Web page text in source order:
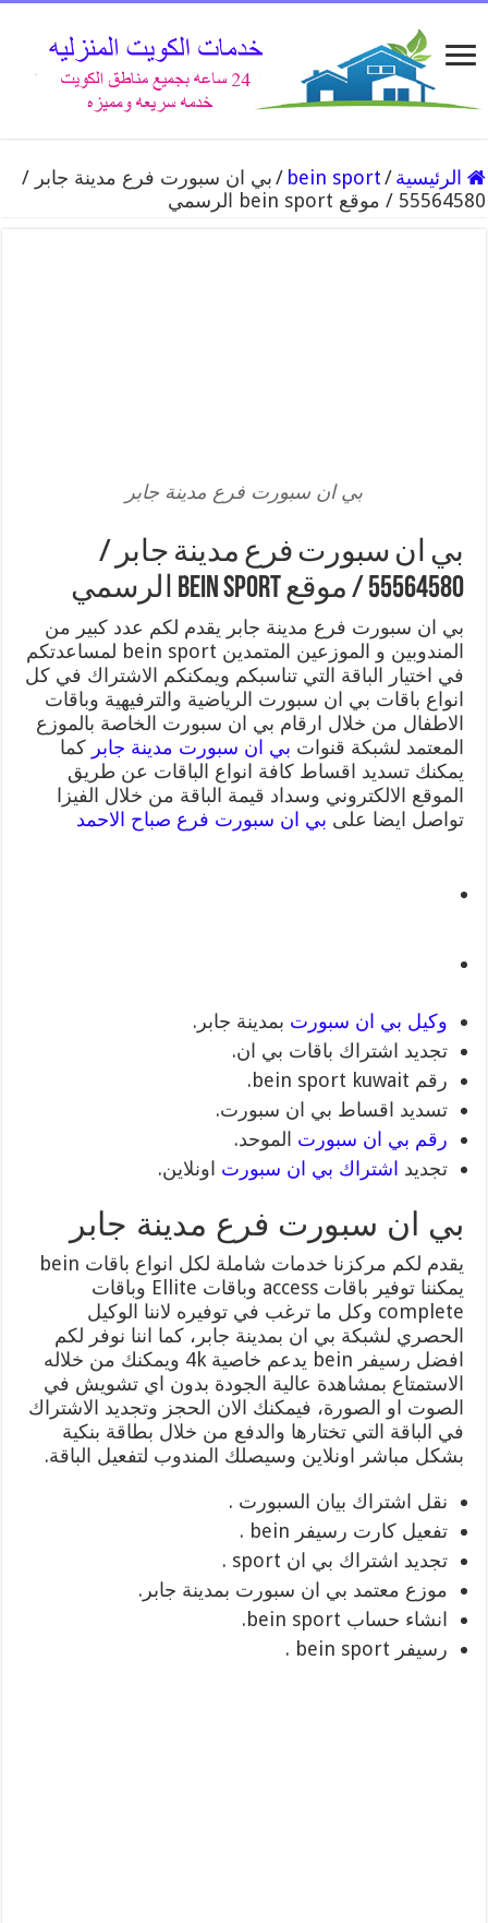
الرئيسية /
bein sport
/بي ان سبورت فرع مدينة جابر /
55564580 / موقع bein sport الرسمي
بي ان سبورت فرع مدينة جابر
بي ان سبورت فرع مدينة جابر /
55564580 / موقع bein sport الرسمي
بي ان سبورت فرع مدينة جابر يقدم لكم عدد كبير من
المندوبين و الموزعين المتمدين bein sport لمساعدتكم
في اختيار الباقة التي تناسبكم ويمكنكم الاشتراك في كل
انواع باقات بي ان سبورت الرياضية والترفيهية وباقات
الاطفال من خلال ارقام بي ان سبورت الخاصة بالموزع
المعتمد لشبكة قنوات بي ان سبورت مدينة جابر كما
يمكنك تسديد اقساط كافة انواع الباقات عن طريق
الموقع الالكتروني وسداد قيمة الباقة من خلال الفيزا
تواصل ايضا على بي ان سبورت فرع صباح الاحمد
وكيل بي ان سبورت بمدينة جابر.
تجديد اشتراك باقات بي ان.
رقم bein sport kuwait.
تسديد اقساط بي ان سبورت.
رقم بي ان سبورت الموحد.
تجديد اشتراك بي ان سبورت اونلاين.
بي ان سبورت فرع مدينة جابر
يقدم لكم مركزنا خدمات شاملة لكل انواع باقات bein
يمكننا توفير باقات access وباقات Ellite وباقات
complete وكل ما ترغب في توفيره لاننا الوكيل
الحصري لشبكة بي ان بمدينة جابر، كما اننا نوفر لكم
افضل رسيفر bein يدعم خاصية 4k ويمكنك من خلاله
الاستمتاع بمشاهدة عالية الجودة بدون اي تشويش في
الصوت او الصورة، فيمكنك الان الحجز وتجديد الاشتراك
في الباقة التي تختارها والدفع من خلال بطاقة بنكية
بشكل مباشر اونلاين وسيصلك المندوب لتفعيل الباقة.
نقل اشتراك بيان السبورت .
تفعيل كارت رسيفر bein .
تجديد اشتراك بي ان sport .
موزع معتمد بي ان سبورت بمدينة جابر.
انشاء حساب bein sport.
رسيفر bein sport .